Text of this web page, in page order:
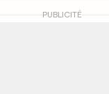
PUBLICITÉ